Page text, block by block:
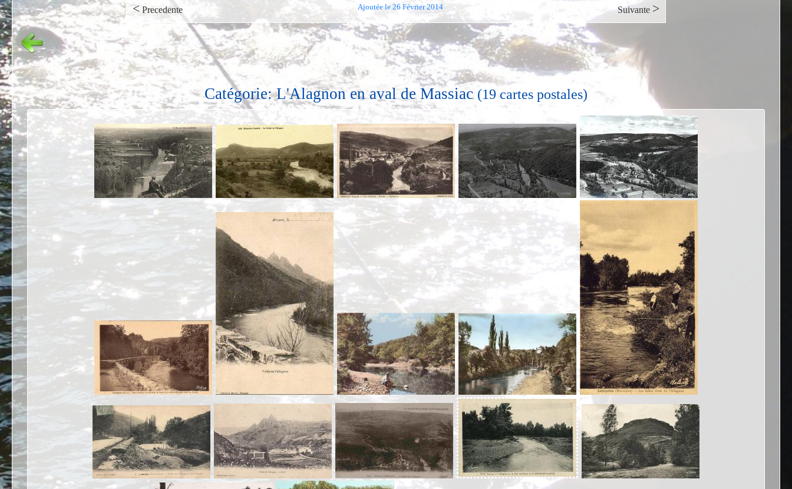
< Precedente Ajoutée le 26 Février 2014 Suivante >
Catégorie: L'Alagnon en aval de Massiac (19 cartes postales)